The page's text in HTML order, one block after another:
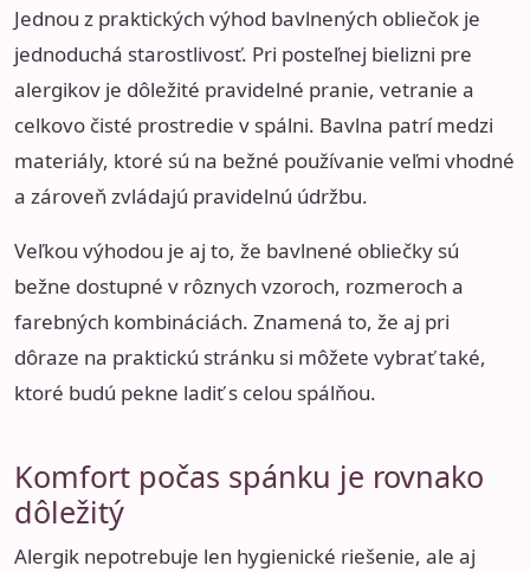
Jednou z praktických výhod bavlnených obliečok je
jednoduchá starostlivosť. Pri posteľnej bielizni pre
alergikov je dôležité pravidelné pranie, vetranie a
celkovo čisté prostredie v spálni. Bavlna patrí medzi
materiály, ktoré sú na bežné používanie veľmi vhodné
a zároveň zvládajú pravidelnú údržbu.
Veľkou výhodou je aj to, že bavlnené obliečky sú
bežne dostupné v rôznych vzoroch, rozmeroch a
farebných kombináciách. Znamená to, že aj pri
dôraze na praktickú stránku si môžete vybrať také,
ktoré budú pekne ladiť s celou spálňou.
Komfort počas spánku je rovnako
dôležitý
Alergik nepotrebuje len hygienické riešenie, ale aj